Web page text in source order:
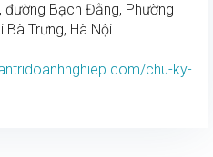
Bạch Đằng, Phường
Bà Trưng, Hà Nội
chu-ky-